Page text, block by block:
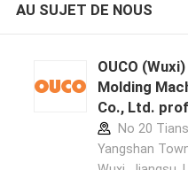
AU SUJET DE NOUS
OUCO
Molding
Co., Ltd.
No 20
Yangshan